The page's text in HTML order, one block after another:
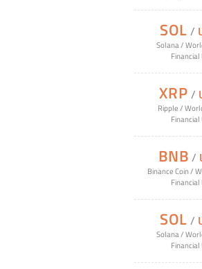
SOL /
Solana/
Financial
XRP /
Ripple/
Financial
BNB /
Binance Coin/
Financial
SOL /
Solana/
Financial